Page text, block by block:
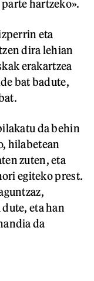
hartzeko».
eta
dira lehian
erakartzea
bat badute,
da behin
hilabetean
zuten, eta
egiteko prest.
eta han
da